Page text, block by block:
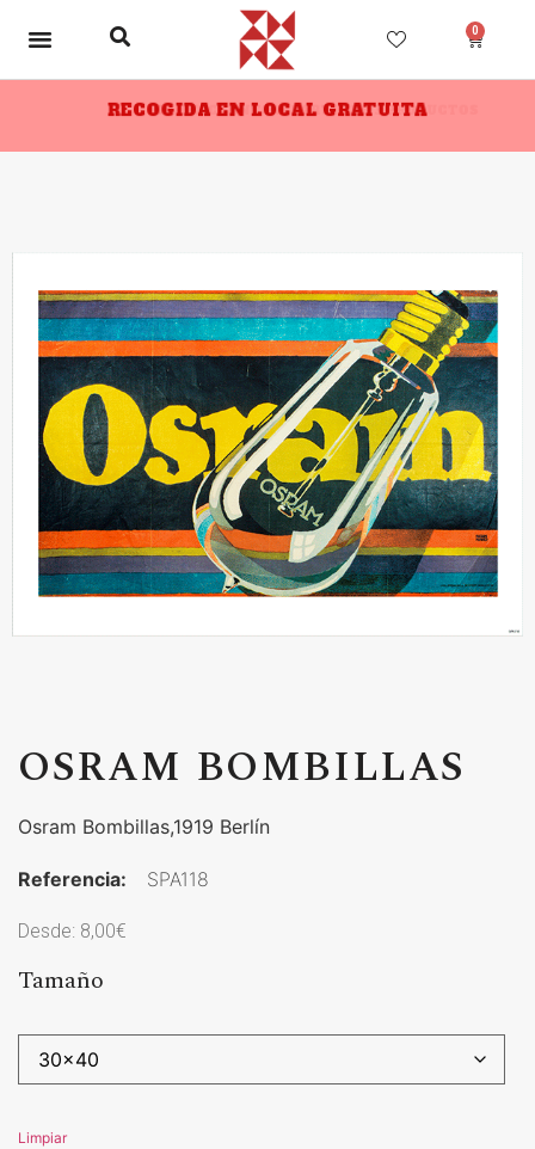
0
RECOGIDA EN LOCAL GRATUITA
OSRAM BOMBILLAS
Osram Bombillas,1919 Berlín
Referencia: SPA118
Desde: 8,00€
Tamaño
Limpiar